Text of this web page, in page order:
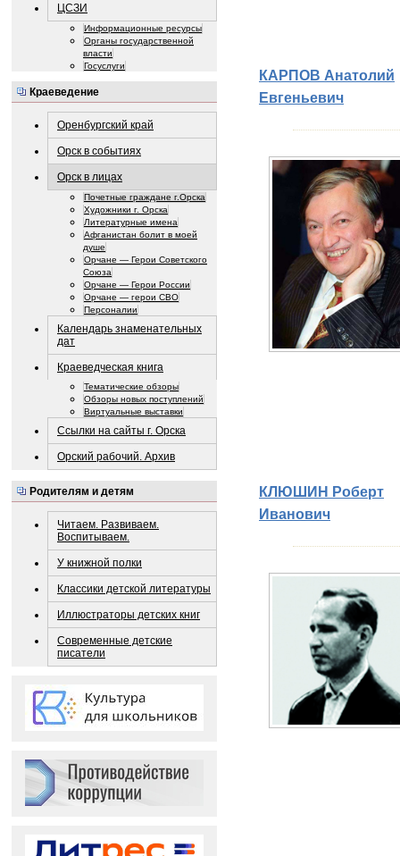
ЦСЗИ
Информационные ресурсы
Органы государственной
власти
Госуслуги
Краеведение
Оренбургский край
Орск в событиях
Орск в лицах
Почетные граждане г.Орска
Художники г. Орска
Литературные имена
Афганистан болит в моей
душе
Орчане — Герои Советского
Союза
Орчане — Герои России
Орчане — герои СВО
Персоналии
Календарь знаменательных
дат
Краеведческая книга
Тематические обзоры
Обзоры новых поступлений
Виртуальные выставки
Ссылки на сайты г. Орска
Орский рабочий. Архив
Родителям и детям
Читаем. Развиваем.
Воспитываем.
У книжной полки
Классики детской литературы
Иллюстраторы детских книг
Современные детские
писатели
КАРПОВ Анатолий
Евгеньевич
КЛЮШИН Роберт
Иванович